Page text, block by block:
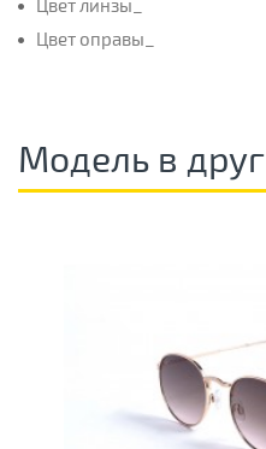
Цвет линзы_
Цвет оправы_
Модель в